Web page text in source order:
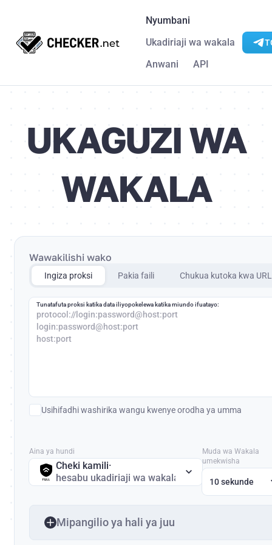
Nyumbani
Ukadiriaji wa wakala
Anwani
API
UKAGUZI WA
WAKALA
Wawakilishi wako
Ingiza proksi Pakia faili Chukua kutoka kwa URL
Tunatafuta proksi katika data iliyopokelewa katika miundo ifuatayo:
protocol://login:password@host:port
login:password@host:port
host:port
Usihifadhi washirika wangu kwenye orodha ya umma
Aina ya hundi
Cheki kamili·
hesabu ukadiriaji wa wakala
Muda wa Wakala
umekwisha
10 sekunde
Mipangilio ya hali ya juu